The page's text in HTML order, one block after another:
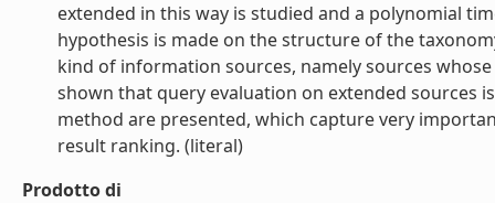
extended in this way is studied and a polynomial
hypothesis is made on the structure of the
kind of information sources, namely sources
shown that query evaluation on extended sources
method are presented, which capture very
result ranking. (literal)
Prodotto di